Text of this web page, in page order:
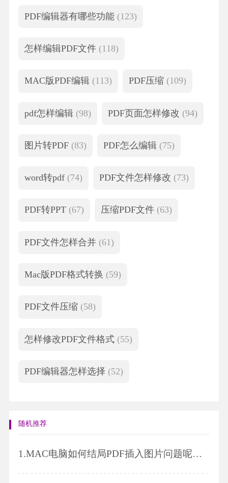
PDF编辑器有哪些功能 (123)
怎样编辑PDF文件 (118)
MAC版PDF编辑 (113) PDF压缩 (109)
pdf怎样编辑 (98) PDF页面怎样修改 (94)
图片转PDF (83) PDF怎么编辑 (75)
word转pdf (74) PDF文件怎样修改 (73)
PDF转PPT (67) 压缩PDF文件 (63)
PDF文件怎样合并 (61)
Mac版PDF格式转换 (59)
PDF文件压缩 (58)
怎样修改PDF文件格式 (55)
PDF编辑器怎样选择 (52)
随机推荐
1.MAC电脑如何结局PDF插入图片问题呢？快来看看！